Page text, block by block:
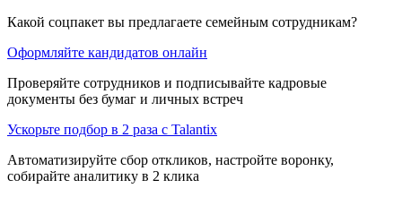
Какой соцпакет вы предлагаете семейным сотрудникам?
Оформляйте кандидатов онлайн
Проверяйте сотрудников и подписывайте кадровые
документы без бумаг и личных встреч
Ускорьте подбор в 2 раза с Talantix
Автоматизируйте сбор откликов, настройте воронку,
собирайте аналитику в 2 клика